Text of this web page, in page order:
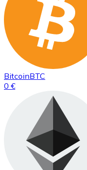
BitcoinBTC
0 €